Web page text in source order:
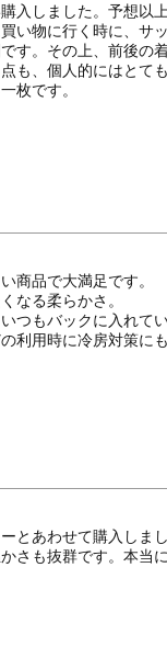
入しました。予想以
い物に行く時に、サ
す。その上、前後の
も、個人的にはとて
枚です。
商品で大満足です。
なる柔らかさ。
つもバックに入れてい
利用時に冷房対策に
とあわせて購入しま
さも抜群です。本当